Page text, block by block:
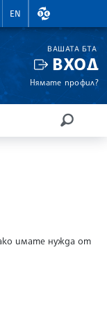
EN
ВАЛУТНИ
ВАШАТА БТА
ВХОД
Нямате профил?
имате нужда от